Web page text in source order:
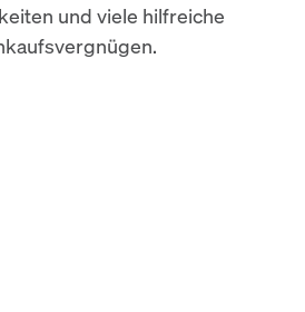
und viele hilfreiche